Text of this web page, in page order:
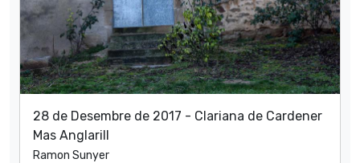
28 de Desembre de 2017 - Clariana de Cardener
Mas Anglarill
Ramon Sunyer